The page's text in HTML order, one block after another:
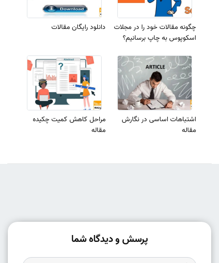
چگونه مقالات خود را در مجلات
اسکوپوس به چاپ برسانیم؟
دانلود رایگان مقالات
اشتباهات اساسی در نگارش
مقاله
مراحل کاهش کمیت چکیده
مقاله
پرسش و دیدگاه شما